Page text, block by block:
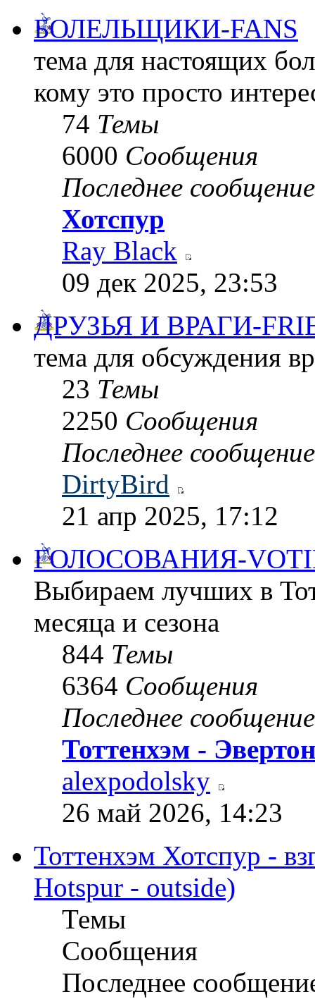
БОЛЕЛЬЩИКИ-FANS
тема для настоящих
кому это просто
74 Темы
6000 Сообщения
Последнее сообщение
Хотспур
Ray Black
09 дек 2025, 23:53
ДРУЗЬЯ И ВРАГИ-
тема для обсуждения
23 Темы
2250 Сообщения
Последнее сообщение
DirtyBird
21 апр 2025, 17:12
ГОЛОСОВАНИЯ-
Выбираем лучших в
месяца и сезона
844 Темы
6364 Сообщения
Последнее сообщение
Тоттенхэм -
alexpodolsky
26 май 2026, 14:23
Тоттенхэм Хотспур -
Hotspur - outside)
Темы
Сообщения
Последнее